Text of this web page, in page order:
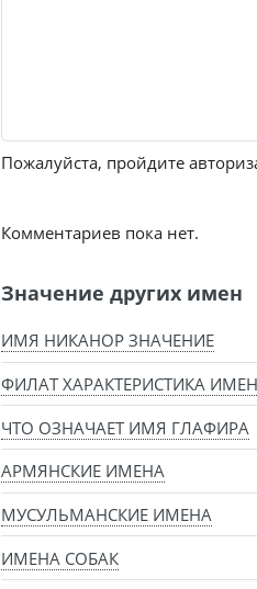
Пожалуйста, пройдите
Комментариев пока нет.
Значение других имен
ИМЯ НИКАНОР ЗНАЧЕНИЕ
ФИЛАТ ХАРАКТЕРИСТИКА
ЧТО ОЗНАЧАЕТ ИМЯ ГЛАФИРА
АРМЯНСКИЕ ИМЕНА
МУСУЛЬМАНСКИЕ ИМЕНА
ИМЕНА СОБАК